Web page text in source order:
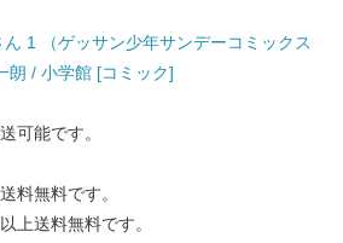
1 （ゲッサン少年サンデーコミックス
朗 / 小学館 [コミック]
可能です。
料無料です。
上送料無料です。